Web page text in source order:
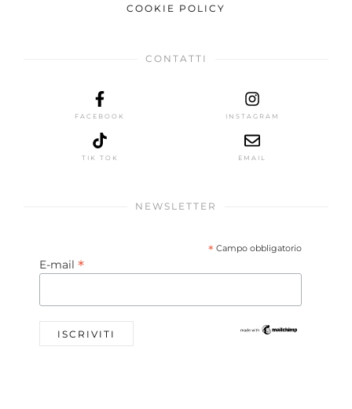
COOKIE POLICY
CONTATTI
FACEBOOK INSTAGRAM
TIK TOK EMAIL
NEWSLETTER
* Campo obbligatorio
E-mail *